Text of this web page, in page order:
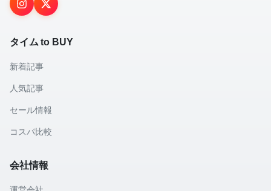
タイム to BUY
新着記事
人気記事
セール情報
コスパ比較
会社情報